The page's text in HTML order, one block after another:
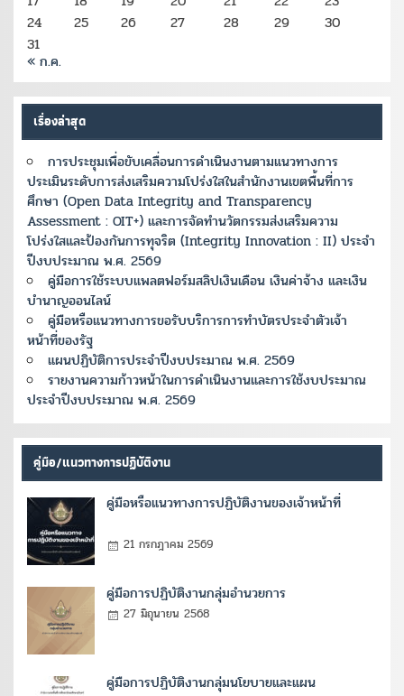
24
25 26 27 28 29
30
31
« ก.ค.
เรื่องล่าสุด
การประชุมเพื่อขับเคลื่อนการดำเนินงานตามแนวทางการ
ประเมินระดับการส่งเสริมความโปร่งใสในสำนักงานเขตพื้นที่การ
ศึกษา (Open Data Integrity and Transparency
Assessment : OIT+) และการจัดทำนวัตกรรมส่งเสริมความ
โปร่งใสและป้องกันการทุจริต (Integrity Innovation : II) ประจำ
ปีงบประมาณ พ.ศ. 2569
คู่มือการใช้ระบบแพลตฟอร์มสลิปเงินเดือน เงินค่าจ้าง และเงิน
บำนาญออนไลน์
คู่มือหรือแนวทางการขอรับบริการการทำบัตรประจำตัวเจ้า
หน้าที่ของรัฐ
แผนปฏิบัติการประจำปีงบประมาณ พ.ศ. 2569
รายงานความก้าวหน้าในการดำเนินงานและการใช้งบประมาณ
ประจำปีงบประมาณ พ.ศ. 2569
คู่มือ/แนวทางการปฏิบัติงาน
คู่มือหรือแนวทางการปฏิบัติงานของเจ้าหน้าที่
21 กรกฎาคม 2569
คู่มือการปฏิบัติงานกลุ่มอำนวยการ
27 มิถุนายน 2568
คู่มือการปฏิบัติงานกลุ่มนโยบายและแผน